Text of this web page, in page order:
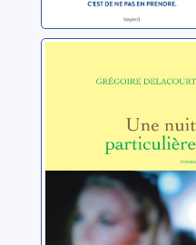
particulière
Delacourt, Grégoire